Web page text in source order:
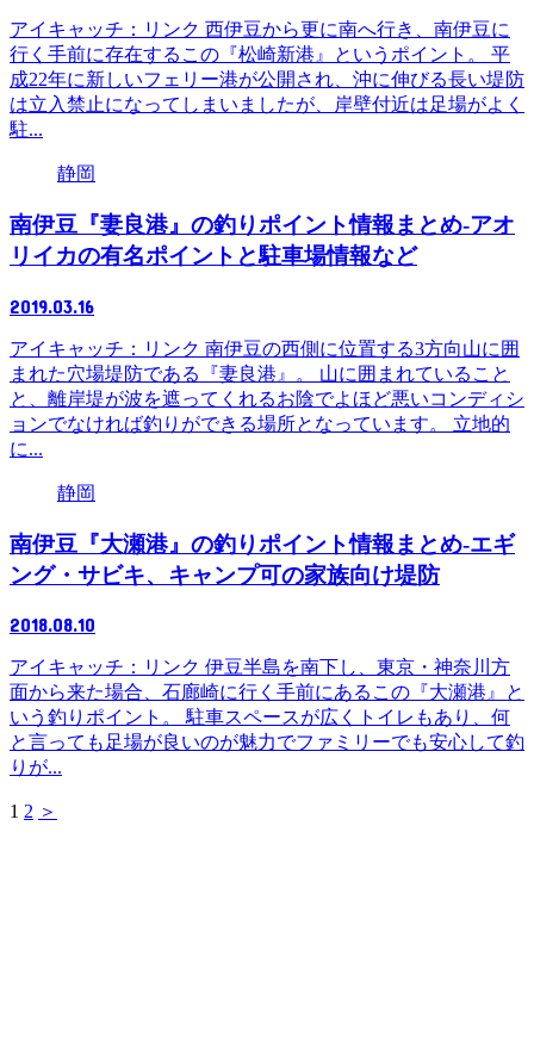
アイキャッチ：リンク 西伊豆から更に南へ行き、南伊豆に
行く手前に存在するこの『松崎新港』というポイント。 平
成22年に新しいフェリー港が公開され、沖に伸びる長い堤防
は立入禁止になってしまいましたが、岸壁付近は足場がよく
駐...
静岡
南伊豆『妻良港』の釣りポイント情報まとめ-アオ
リイカの有名ポイントと駐車場情報など
2019.03.16
アイキャッチ：リンク 南伊豆の西側に位置する3方向山に囲
まれた穴場堤防である『妻良港』。 山に囲まれていること
と、離岸堤が波を遮ってくれるお陰でよほど悪いコンディシ
ョンでなければ釣りができる場所となっています。 立地的
に...
静岡
南伊豆『大瀬港』の釣りポイント情報まとめ-エギ
ング・サビキ、キャンプ可の家族向け堤防
2018.08.10
アイキャッチ：リンク 伊豆半島を南下し、東京・神奈川方
面から来た場合、石廊崎に行く手前にあるこの『大瀬港』と
いう釣りポイント。 駐車スペースが広くトイレもあり、何
と言っても足場が良いのが魅力でファミリーでも安心して釣
りが...
1 2 ＞